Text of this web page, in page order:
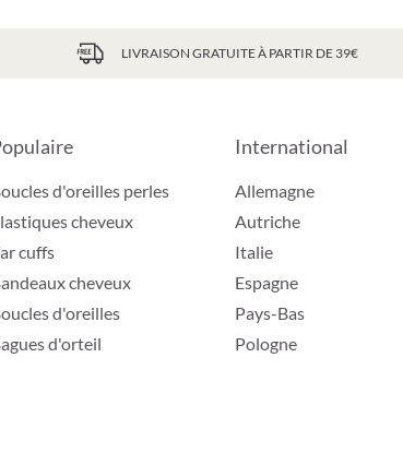
LIVRAISON GRATUITE À PARTIR DE 39€
d'oreilles perles
cheveux
cuffs
cheveux
d'oreilles
d'orteil
International
Allemagne
Autriche
Italie
Espagne
Pays-Bas
Pologne